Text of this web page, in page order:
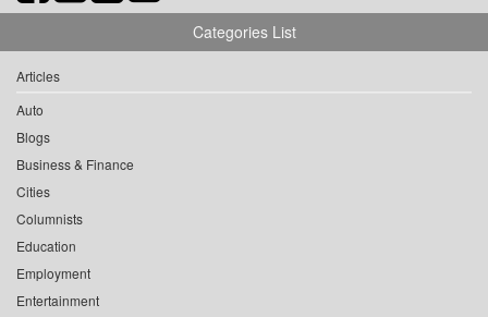
Categories List
Articles
Auto
Blogs
Business & Finance
Cities
Columnists
Education
Employment
Entertainment